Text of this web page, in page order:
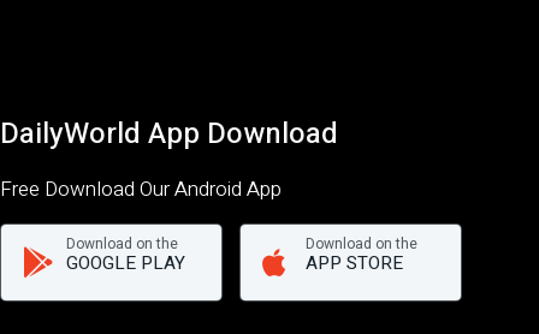
DailyWorld App Download
Free Download Our Android App
Download on the
GOOGLE PLAY
Download on the
APP STORE